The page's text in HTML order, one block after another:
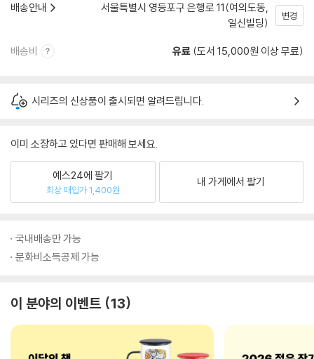
배송안내
서울특별시 영등포구 은행로 11(여의도동,
일신빌딩)
변경
배송비 유료 (도서 15,000원 이상 무료)
시리즈의 신상품이 출시되면 알려드립니다.
이미 소장하고 있다면 판매해 보세요.
예스24에 팔기
최상 매입가 1,400원
내 가게에서 팔기
국내배송만 가능
문화비소득공제 가능
이 분야의 이벤트 13